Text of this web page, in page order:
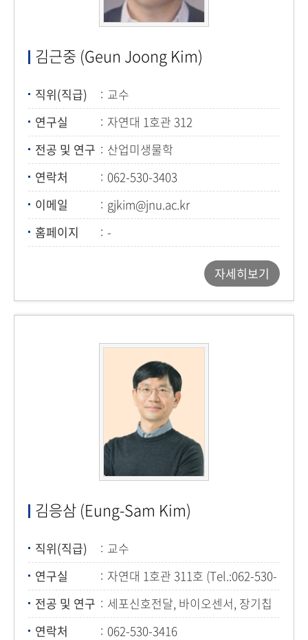
김근중 (Geun Joong Kim)
직위(직급)
교수
연구실
자연대 1호관 312
전공 및 연구
산업미생물학
연락처
062-530-3403
이메일
gjkim@jnu.ac.kr
홈페이지
-
자세히보기
김응삼 (Eung-Sam Kim)
직위(직급)
교수
연구실
자연대 1호관 311호 (Tel.:062-530-
3416)
전공 및 연구
세포신호전달, 바이오센서, 장기칩
(Organ Chip), 생물모방
연락처
062-530-3416